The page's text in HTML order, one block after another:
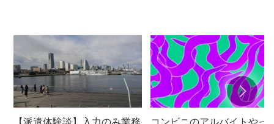
【派遣体験談】入力のみ業務 コンビニのアルバイトやっ